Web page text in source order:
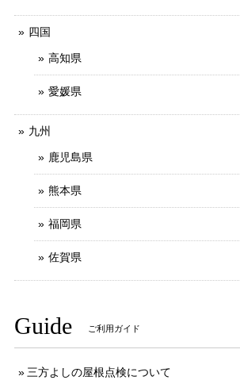
四国
高知県
愛媛県
九州
鹿児島県
熊本県
福岡県
佐賀県
Guide ご利用ガイド
三方よしの屋根点検について